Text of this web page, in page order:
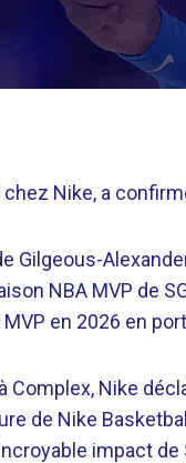
Nike, a
Gilgeous-
NBA MVP de
en 2026 en
Complex, Nike
de Nike
impact